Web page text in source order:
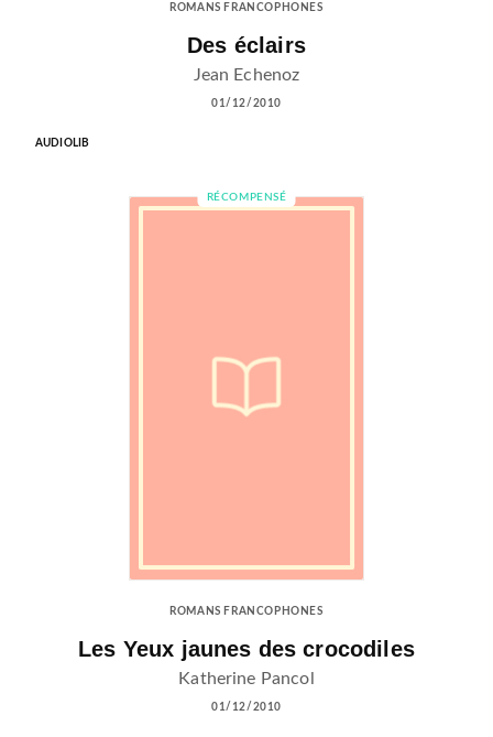
ROMANS FRANCOPHONES
Des éclairs
Jean Echenoz
01/12/2010
AUDIOLIB
RÉCOMPENSÉ
ROMANS FRANCOPHONES
Les Yeux jaunes des crocodiles
Katherine Pancol
01/12/2010